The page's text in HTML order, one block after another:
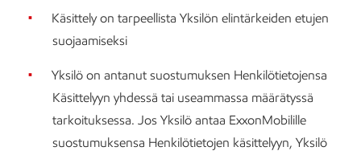
Käsittely on tarpeellista Yksilön elintärkeiden etujen
suojaamiseksi
Yksilö on antanut suostumuksen Henkilötietojensa
Käsittelyyn yhdessä tai useammassa määrätyssä
tarkoituksessa. Jos Yksilö antaa ExxonMobilille
suostumuksensa Henkilötietojen käsittelyyn, Yksilö